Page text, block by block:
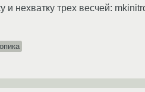
нехватку трех весчей: